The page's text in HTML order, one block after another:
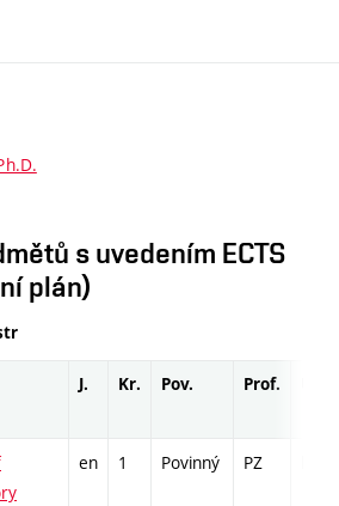
s uvedením ECTS
plán)
J. Kr. Pov. Prof.
en 1 Povinný PZ